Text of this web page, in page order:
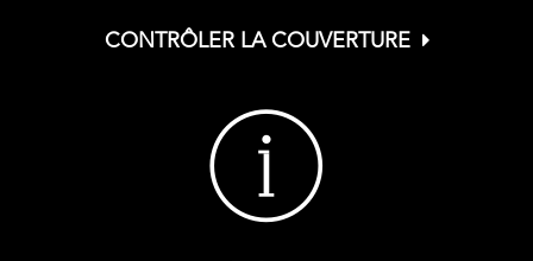
CONTRÔLER LA COUVERTURE